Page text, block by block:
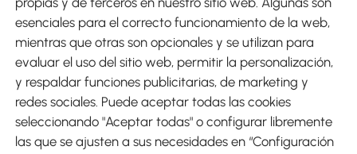
Envíos
esenciales para el correcto funcionamiento de la web,
mientras que otras son opcionales y se utilizan para
evaluar el uso del sitio web, permitir la personalización,
y respaldar funciones publicitarias, de marketing y
redes sociales. Puede aceptar todas las cookies
seleccionando "Aceptar todas" o configurar libremente
las que se ajusten a sus necesidades en “Configuración